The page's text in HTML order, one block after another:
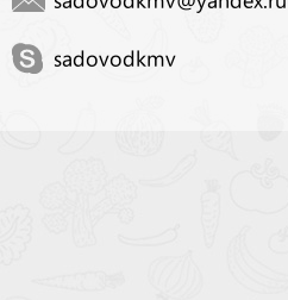
sadovodkmv